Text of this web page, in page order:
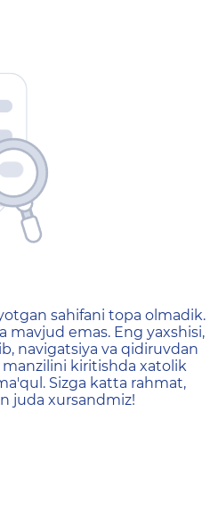
не
sahifani topa olmadik.
mavjud emas. Eng yaxshisi,
navigatsiya va qidiruvdan
manzilini kiritishda xatolik
Sizga katta rahmat,
juda xursandmiz!